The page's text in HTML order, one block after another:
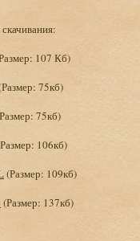
107 Кб)
75кб)
75кб)
106кб)
(Размер: 109кб)
(Размер: 137кб)